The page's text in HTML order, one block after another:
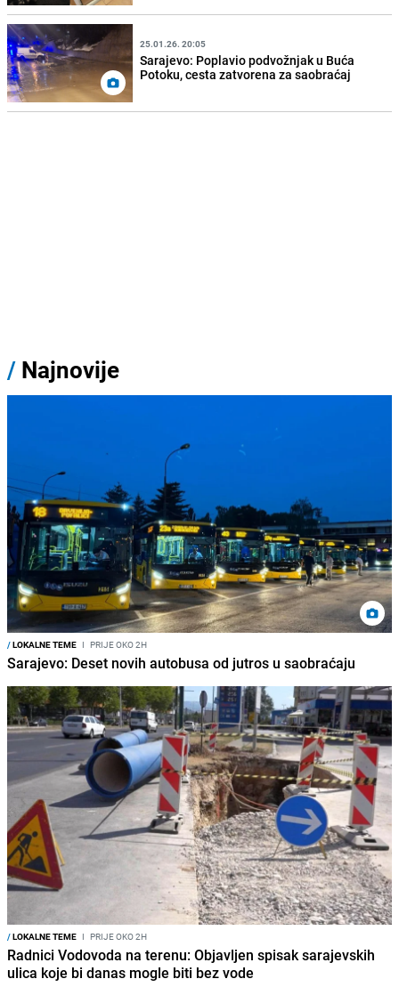
25.01.26. 20:05
Sarajevo: Poplavio podvožnjak u Buća
Potoku, cesta zatvorena za saobraćaj
/ Najnovije
/LOKALNE TEME I PRIJE OKO 2H
Sarajevo: Deset novih autobusa od jutros u saobraćaju
/LOKALNE TEME I PRIJE OKO 2H
Radnici Vodovoda na terenu: Objavljen spisak sarajevskih
ulica koje bi danas mogle biti bez vode